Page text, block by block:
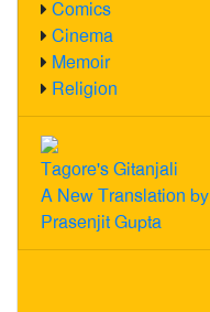
Comics
Cinema
Memoir
Religion
Tagore's Gitanjali
A New Translation by
Prasenjit Gupta